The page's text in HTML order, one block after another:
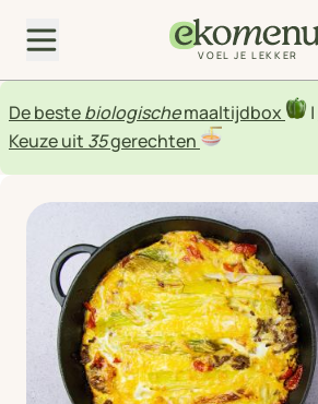
VOEL JE LEKKER
De bestebiologischemaaltijdbox |
Keuze uit 35gerechten